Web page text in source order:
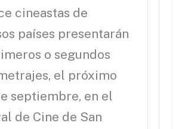
cineastas de
países presentarán
o segundos
el próximo
septiembre, en el
de Cine de San